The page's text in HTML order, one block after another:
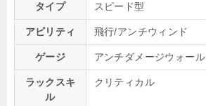
タイプ スピード型
アビリティ 飛行/アンチウィンド
ゲージ アンチダメージウォール
ラックスキ
ル
クリティカル